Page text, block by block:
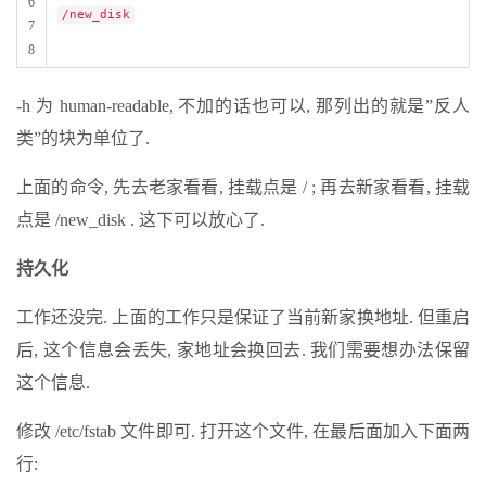
7
8
/new_disk
-h 为 human-readable, 不加的话也可以, 那列出的就是”反人
类”的块为单位了.
上面的命令, 先去老家看看, 挂载点是 / ; 再去新家看看, 挂载
点是 /new_disk . 这下可以放心了.
持久化
工作还没完. 上面的工作只是保证了当前新家换地址. 但重启
后, 这个信息会丢失, 家地址会换回去. 我们需要想办法保留
这个信息.
修改 /etc/fstab 文件即可. 打开这个文件, 在最后面加入下面两
行: